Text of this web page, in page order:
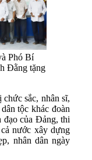
Phó Bí
Đằng tặng
sắc, nhân sĩ,
tộc khác đoàn
đạo của Đảng, thi
nước xây dựng
nhân dân ngày